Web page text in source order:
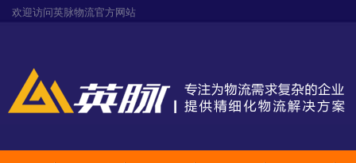
欢迎访问英脉物流官方网站